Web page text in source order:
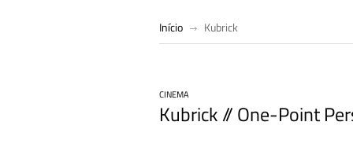
Início Kubrick
CINEMA
Kubrick // One-Point